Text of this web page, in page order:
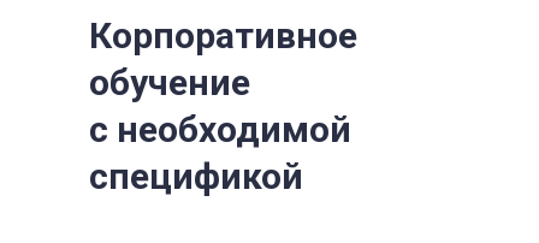
Корпоративное
обучение
с необходимой
спецификой